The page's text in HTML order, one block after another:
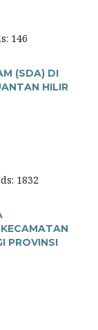
146
(SDA) DI
HILIR
1832
PROVINSI